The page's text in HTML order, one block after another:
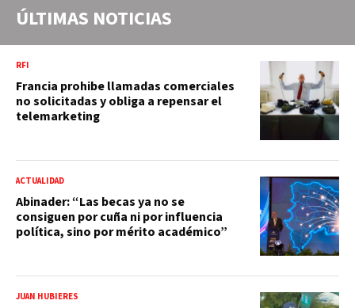
ÚLTIMAS NOTICIAS
RFI
Francia prohibe llamadas comerciales
no solicitadas y obliga a repensar el
telemarketing
ACTUALIDAD
Abinader: “Las becas ya no se
consiguen por cuña ni por influencia
política, sino por mérito académico”
JUAN HUBIERES